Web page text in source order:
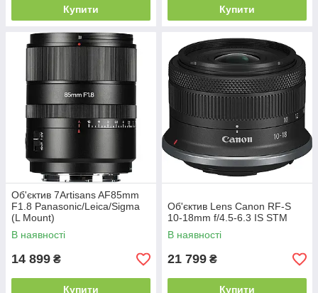
Купити Купити
Об'єктив 7Artisans AF85mm
F1.8 Panasonic/Leica/Sigma
(L Mount)
В наявності
14 899 ₴
Купити
Об'єктив Lens Canon RF-S
10-18mm f/4.5-6.3 IS STM
В наявності
21 799 ₴
Купити